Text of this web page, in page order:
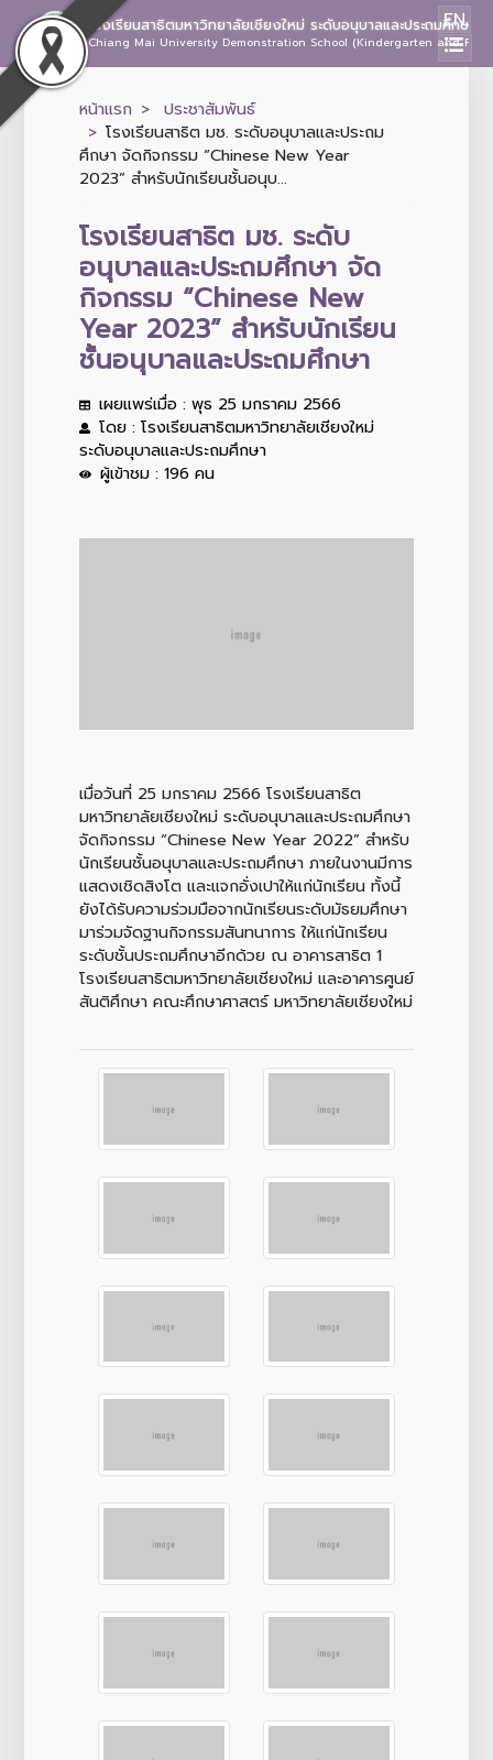
โรงเรียนสาธิตมหาวิทยาลัยเชียงใหม่ ระดับอนุบาลและประถมศึกษา
Chiang Mai University Demonstration School (Kindergarten and
EN
หน้าแรก
ประชาสัมพันธ์
โรงเรียนสาธิต มช. ระดับอนุบาลและประถม
ศึกษา จัดกิจกรรม “Chinese New Year
2023” สำหรับนักเรียนชั้นอนุบ...
โรงเรียนสาธิต มช. ระดับ
อนุบาลและประถมศึกษา จัด
กิจกรรม “Chinese New
Year 2023” สำหรับนักเรียน
ชั้นอนุบาลและประถมศึกษา
เผยแพร่เมื่อ : พุธ 25 มกราคม 2566
โดย : โรงเรียนสาธิตมหาวิทยาลัยเชียงใหม่
ระดับอนุบาลและประถมศึกษา
ผู้เข้าชม : 196 คน
เมื่อวันที่ 25 มกราคม 2566 โรงเรียนสาธิต
มหาวิทยาลัยเชียงใหม่ ระดับอนุบาลและประถมศึกษา
จัดกิจกรรม “Chinese New Year 2022” สำหรับ
นักเรียนชั้นอนุบาลและประถมศึกษา ภายในงานมีการ
แสดงเชิดสิงโต และแจกอั่งเปาให้แก่นักเรียน ทั้งนี้
ยังได้รับความร่วมมือจากนักเรียนระดับมัธยมศึกษา
มาร่วมจัดฐานกิจกรรมสันทนาการ ให้แก่นักเรียน
ระดับชั้นประถมศึกษาอีกด้วย ณ อาคารสาธิต 1
โรงเรียนสาธิตมหาวิทยาลัยเชียงใหม่ และอาคารศูนย์
สันติศึกษา คณะศึกษาศาสตร์ มหาวิทยาลัยเชียงใหม่